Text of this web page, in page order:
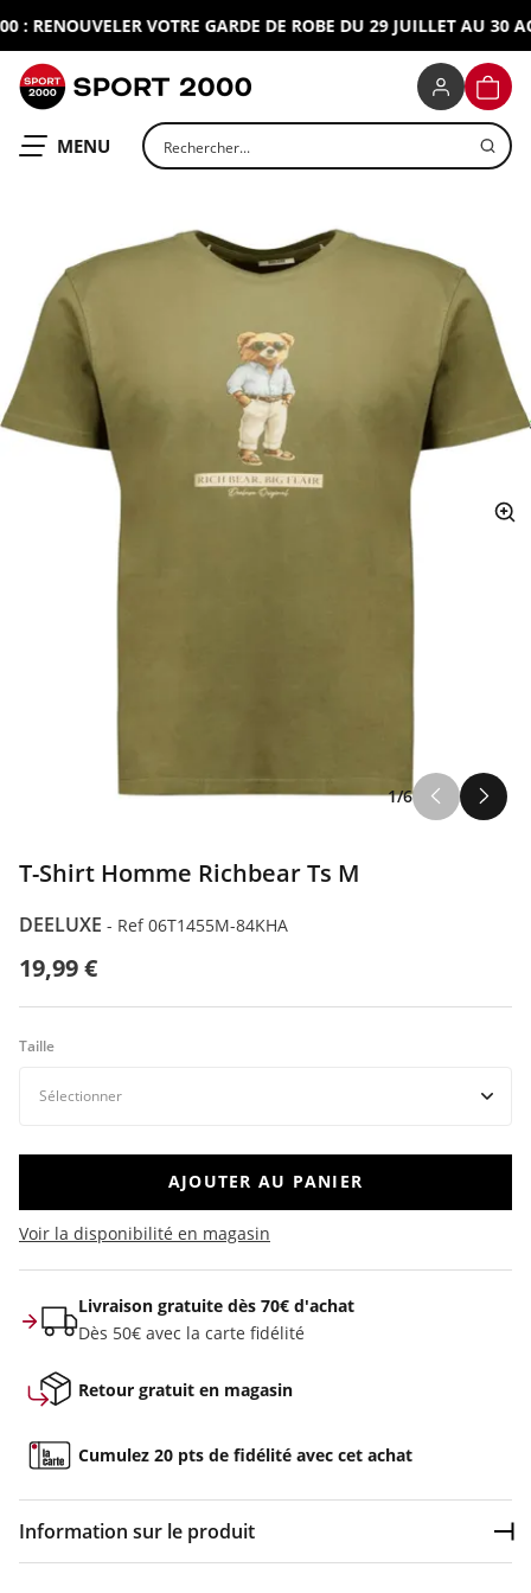
: RENOUVELER VOTRE GARDE DE ROBE DU 29 JUILLET AU 30
OUVRIR LE
MENU Rechercher un produit
1/6
T-Shirt Homme Richbear Ts M
DEELUXE - Ref 06T1455M-84KHA
19,99 €
Taille
AJOUTER AU PANIER
Voir la disponibilité en magasin
Livraison gratuite dès 70€ d'achat
Dès 50€ avec la carte fidélité
Retour gratuit en magasin
Cumulez 20 pts de fidélité avec cet achat
Information sur le produit